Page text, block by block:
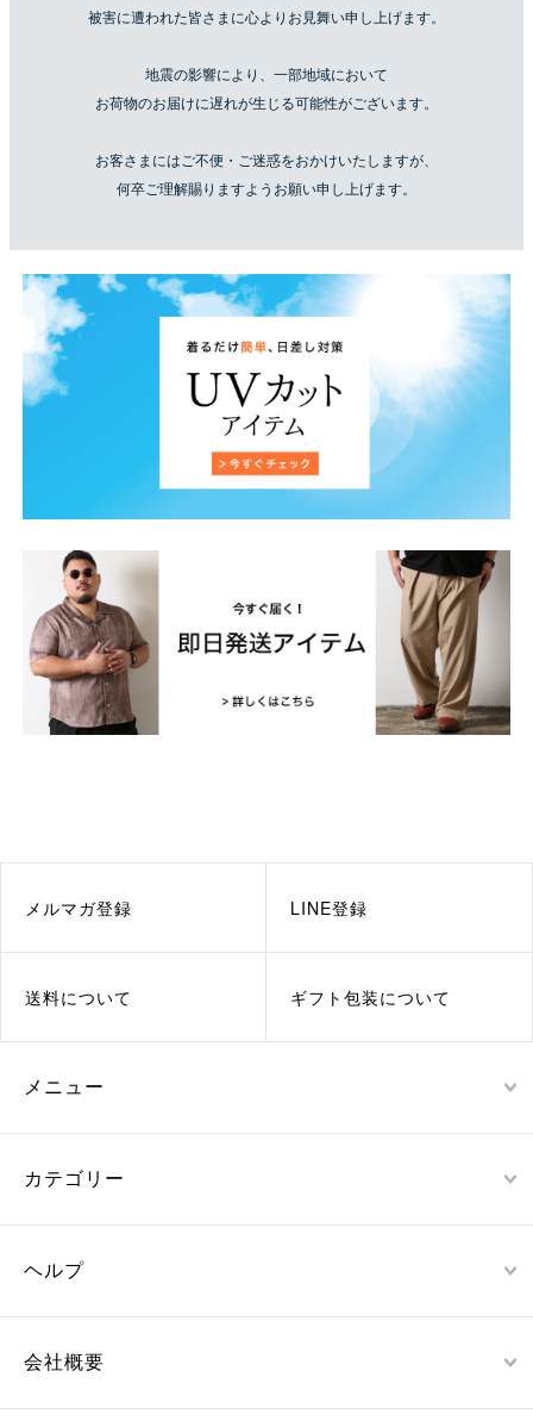
被害に遭われた皆さまに心よりお見舞い申し上げます。
地震の影響により、一部地域において
お荷物のお届けに遅れが生じる可能性がございます。
お客さまにはご不便・ご迷惑をおかけいたしますが、
何卒ご理解賜りますようお願い申し上げます。
メルマガ登録 LINE登録
送料について ギフト包装について
メニュー
カテゴリー
ヘルプ
会社概要